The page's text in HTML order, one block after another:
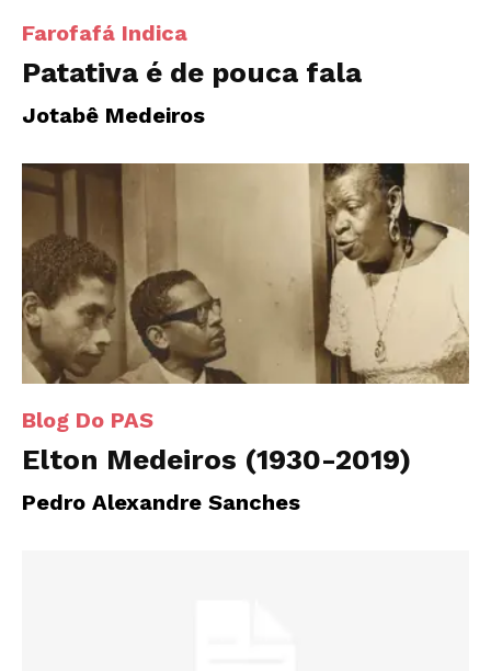
Farofafá Indica
Patativa é de pouca fala
Jotabê Medeiros
Blog Do PAS
Elton Medeiros (1930-2019)
Pedro Alexandre Sanches